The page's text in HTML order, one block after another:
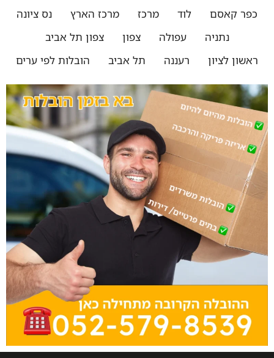
כפר קאסם
לוד מרכז מרכז הארץ
נס ציונה
נתניה
עפולה צפון
צפון תל אביב
ראשון לציון
רעננה תל אביב הובלות לפי ערים